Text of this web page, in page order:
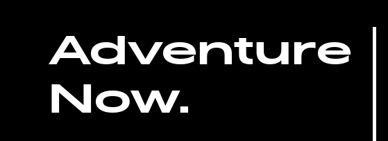
Adventure
Now.